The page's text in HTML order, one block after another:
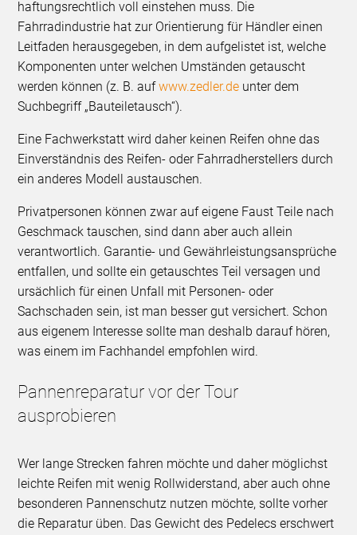
haftungsrechtlich voll einstehen muss. Die
Fahrradindustrie hat zur Orientierung für Händler einen
Leitfaden herausgegeben, in dem aufgelistet ist, welche
Komponenten unter welchen Umständen getauscht
werden können (z. B. aufwww.zedler.de unter dem
Suchbegriff „Bauteiletausch“).
Eine Fachwerkstatt wird daher keinen Reifen ohne das
Einverständnis des Reifen- oder Fahrradherstellers durch
ein anderes Modell austauschen.
Privatpersonen können zwar auf eigene Faust Teile nach
Geschmack tauschen, sind dann aber auch allein
verantwortlich. Garantie- und Gewährleistungsansprüche
entfallen, und sollte ein getauschtes Teil versagen und
ursächlich für einen Unfall mit Personen- oder
Sachschaden sein, ist man besser gut versichert. Schon
aus eigenem Interesse sollte man deshalb darauf hören,
was einem im Fachhandel empfohlen wird.
Pannenreparatur vor der Tour
ausprobieren
Wer lange Strecken fahren möchte und daher möglichst
leichte Reifen mit wenig Rollwiderstand, aber auch ohne
besonderen Pannenschutz nutzen möchte, sollte vorher
die Reparatur üben. Das Gewicht des Pedelecs erschwert